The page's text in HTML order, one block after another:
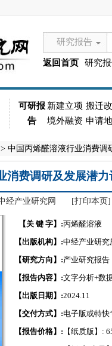
研究报告
返回首页 研究
可研报
告
新建立项 搬迁
境外融资 申请
> 中国丙烯醛溶液行业消费调
消费调研及发展潜
经产业研究网 [打印本页]
【关 键 字】:丙烯醛溶液
【出版机构】:中经产业研究
【研究方向】:产业研究报告
【报告内容】:文字分析+数
【出版日期】:2024.11
【交付方式】:电子版或特快
【报告价格】: 【纸质版】: